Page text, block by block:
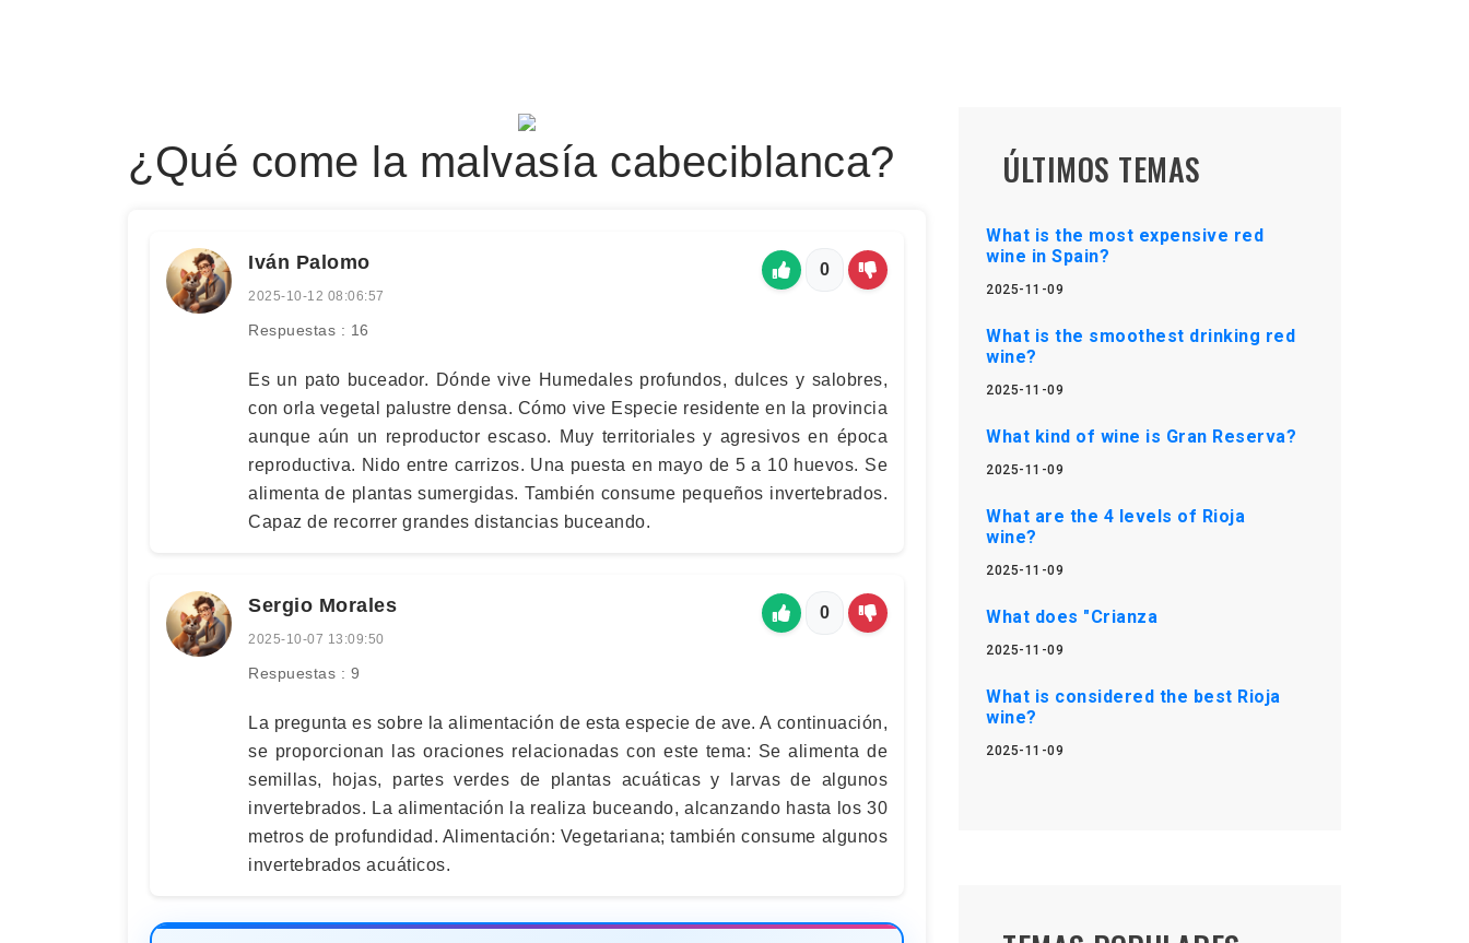
¿Qué come la malvasía cabeciblanca?
Iván Palomo
2025-10-12 08:06:57
Respuestas : 16
0
Es un pato buceador. Dónde vive Humedales profundos, dulces y salobres,
con orla vegetal palustre densa. Cómo vive Especie residente en la provincia
aunque aún un reproductor escaso. Muy territoriales y agresivos en época
reproductiva. Nido entre carrizos. Una puesta en mayo de 5 a 10 huevos. Se
alimenta de plantas sumergidas. También consume pequeños invertebrados.
Capaz de recorrer grandes distancias buceando.
Sergio Morales
2025-10-07 13:09:50
Respuestas : 9
0
La pregunta es sobre la alimentación de esta especie de ave. A continuación,
se proporcionan las oraciones relacionadas con este tema: Se alimenta de
semillas, hojas, partes verdes de plantas acuáticas y larvas de algunos
invertebrados. La alimentación la realiza buceando, alcanzando hasta los 30
metros de profundidad. Alimentación: Vegetariana; también consume algunos
invertebrados acuáticos.
ÚLTIMOS TEMAS
What is the most expensive red
wine in Spain?
2025-11-09
What is the smoothest drinking red
wine?
2025-11-09
What kind of wine is Gran Reserva?
2025-11-09
What are the 4 levels of Rioja
wine?
2025-11-09
What does "Crianza
2025-11-09
What is considered the best Rioja
wine?
2025-11-09